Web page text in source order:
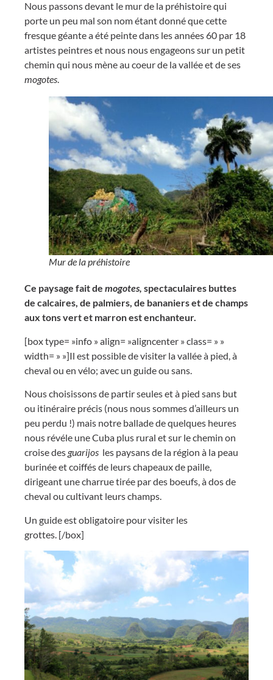
Nous passons devant le mur de la préhistoire qui
porte un peu mal son nom étant donné que cette
fresque géante a été peinte dans les années 60 par 18
artistes peintres et nous nous engageons sur un petit
chemin qui nous mène au coeur de la vallée et de ses
mogotes
Mur de la préhistoire
Ce paysage fait de mogotes, spectaculaires buttes
de calcaires, de palmiers, de bananiers et de champs
aux tons vert et marron est enchanteur.
[box type= »info » align= »aligncenter » class= » »
width= » »]Il est possible de visiter la vallée à pied, à
cheval ou en vélo; avec un guide ou sans.
Nous choisissons de partir seules et à pied sans but
ou itinéraire précis (nous nous sommes d’ailleurs un
peu perdu !) mais notre ballade de quelques heures
nous révéle une Cuba plus rural et sur le chemin on
croise des guarijos les paysans de la région à la peau
burinée et coiffés de leurs chapeaux de paille,
dirigeant une charrue tirée par des boeufs, à dos de
cheval ou cultivant leurs champs.
Un guide est obligatoire pour visiter les
grottes. [/box]